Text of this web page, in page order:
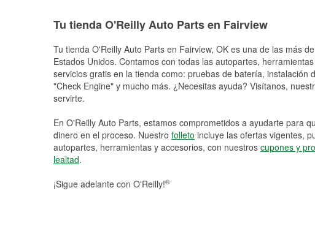
Tu tienda O'Reilly Auto Parts en Fairview
Tu tienda O'Reilly Auto Parts en Fairview, OK es una de las más
Estados Unidos. Contamos con todas las autopartes,
servicios gratis en la tienda como: pruebas de batería, instalación
"Check Engine" y mucho más. ¿Necesitas ayuda? Visítanos,
servirte.
En O'Reilly Auto Parts, estamos comprometidos a ayudarte para
dinero en el proceso. Nuestro folleto incluye las ofertas vigentes,
autopartes, herramientas y accesorios, con nuestros cupones y
lealtad.
¡Sigue adelante con O'Reilly!®